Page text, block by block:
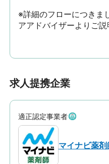
※詳細のフローにつきま
アアドバイザーよりご説
求人提携企業
適正認定事業者
マイナビ薬剤